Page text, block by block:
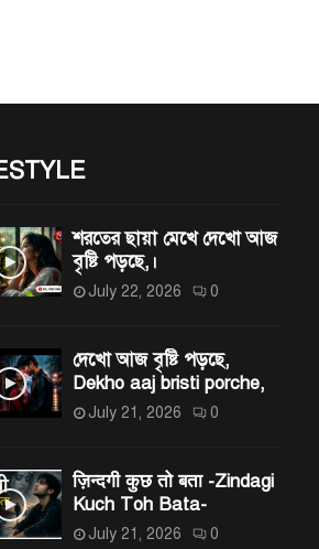
শরতের ছায়া মেখে দেখো আজ
বৃষ্টি পড়ছে,।
July 22, 2026 0
দেখো আজ বৃষ্টি পড়ছে,
Dekho aaj bristi porche,
July 21, 2026 0
ज़िन्दगी कुछ तो बता -Zindagi
Kuch Toh Bata-
July 21, 2026 0